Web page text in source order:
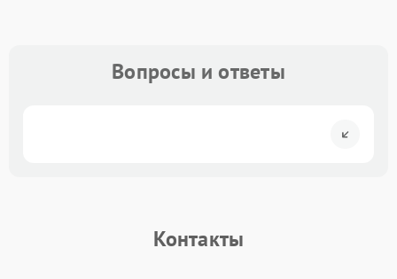
Вопросы и ответы
Контакты